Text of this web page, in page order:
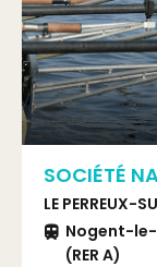
SOCIÉTÉ
LE PERREUX-
Nogent-le-
(RER A)